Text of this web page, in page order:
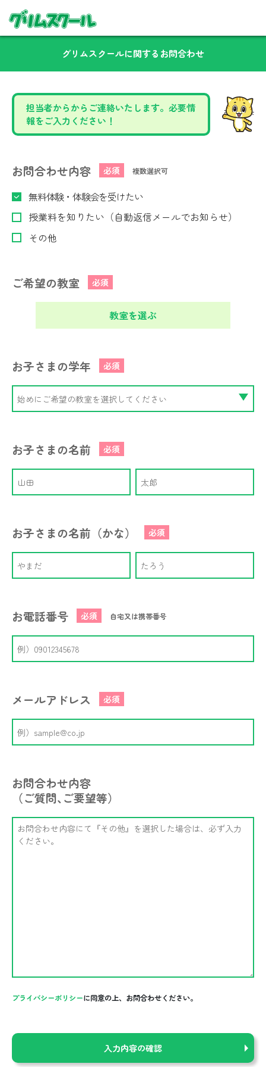
グリムスクールに関するお問合わせ
担当者からからご連絡いたします。必要情
報をご入力ください！
お問合わせ内容 必須 複数選択可
無料体験・体験会を受けたい
授業料を知りたい（自動返信メールでお知らせ）
その他
ご希望の教室 必須
教室を選ぶ
お子さまの学年 必須
お子さまの名前 必須
お子さまの名前（かな） 必須
お電話番号 必須 自宅又は携帯番号
メールアドレス 必須
お問合わせ内容
（ご質問､ご要望等）
プライバシーポリシーに同意の上、お問合わせください。